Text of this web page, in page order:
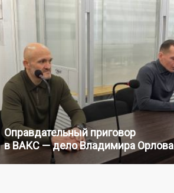
Оправдательный приговор
в ВАКС — дело Владимира Орлова